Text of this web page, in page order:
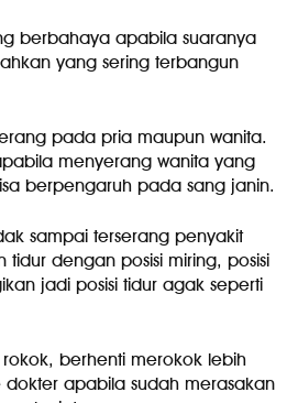
berbahaya apabila suaranya
yang sering terbangun
pada pria maupun wanita.
menyerang wanita yang
berpengaruh pada sang janin.
sampai terserang penyakit
dengan posisi miring, posisi
jadi posisi tidur agak seperti
berhenti merokok lebih
apabila sudah merasakan